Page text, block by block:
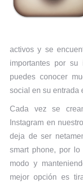
activos y se
importantes por su
puedes conocer
social en su entrada
Cada vez se
Instagram en
deja de ser
smart phone, por
modo y
mejor opción es